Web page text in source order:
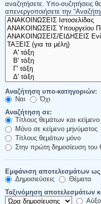
αναζητήσετε. Υπο-συζητήσεις
απενεργοποιήσετε την
Αναζήτηση υπο-κατηγοριών:
Ναι
Όχι
Αναζήτηση σε:
Τίτλους θεμάτων και
Μόνο σε κείμενο μηνύματος
Τίτλους θεμάτων μόνο
Στην πρώτη δημοσίευση του
Εμφάνιση αποτελεσμάτων
Δημοσιεύσεις
Θέματα
Ταξινόμηση αποτελεσμάτων